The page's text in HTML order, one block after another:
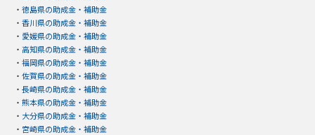
・ 徳島県の助成金・補助金
・ 香川県の助成金・補助金
・ 愛媛県の助成金・補助金
・ 高知県の助成金・補助金
・ 福岡県の助成金・補助金
・ 佐賀県の助成金・補助金
・ 長崎県の助成金・補助金
・ 熊本県の助成金・補助金
・ 大分県の助成金・補助金
・ 宮崎県の助成金・補助金